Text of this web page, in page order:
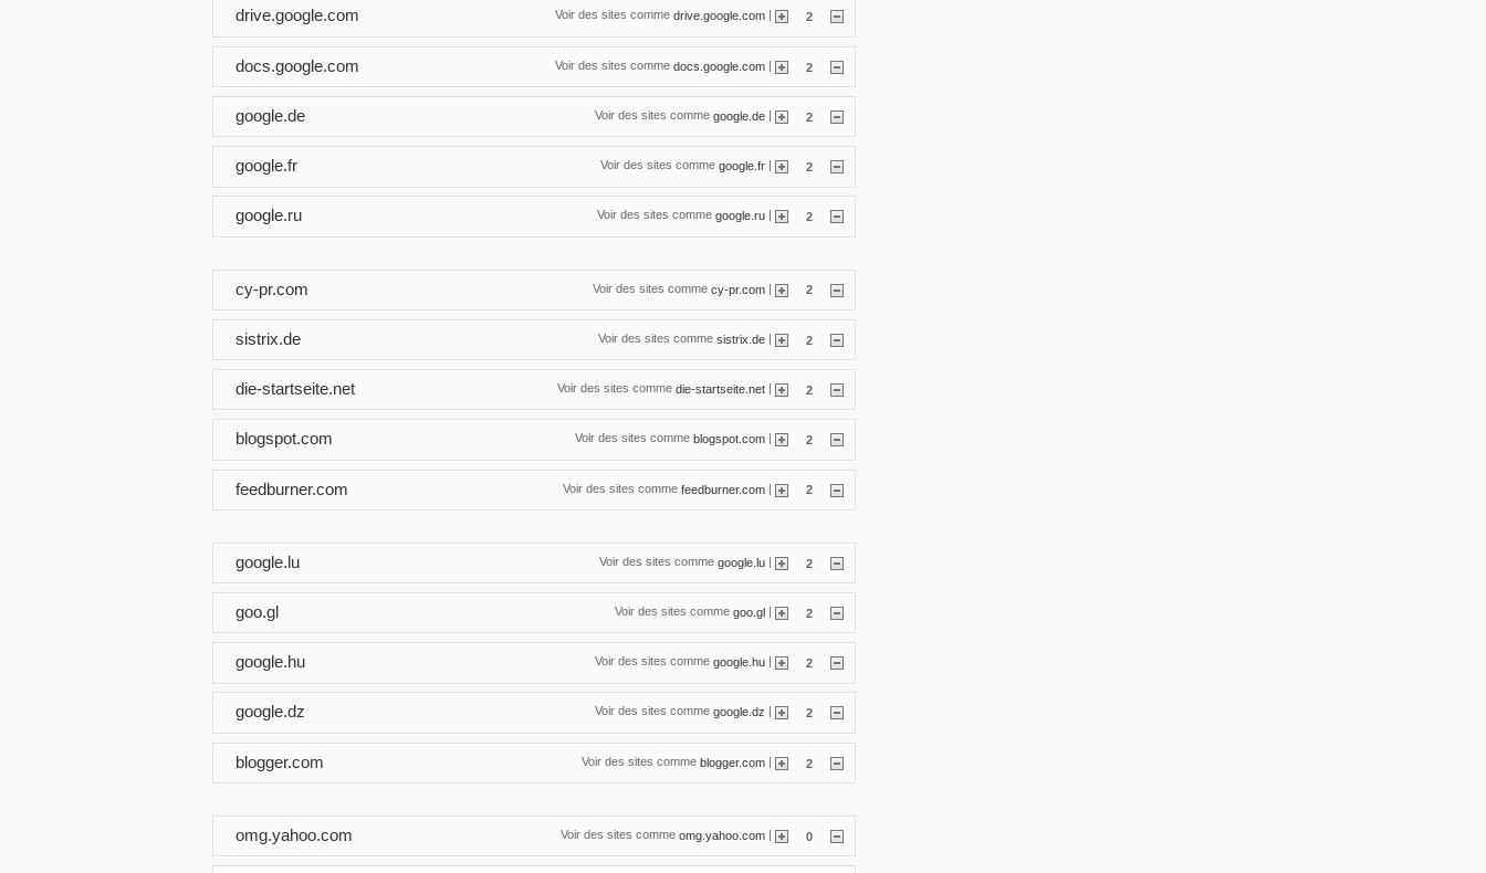
Voir des sites comme drive.google.com 2
drive.google.com
Voir des sites comme docs.google.com | 2
docs.google.com
Voir des sites comme google.de | 2
google.de
Voir des sites comme google.fr | 2
google.fr
Voir des sites comme google.ru 2
google.ru
Voir des sites comme cy-pr.com | 2
cy-pr.com
Voir des sites comme sistrix.de | 2
sistrix.de
Voir des sites comme die-startseite.net | 2
die-startseite.net
Voir des sites comme blogspot.com 2
blogspot.com
Voir des sites comme feedburner.com | 2
feedburner.com
Voir des sites comme google.lu | 2
google.lu
Voir des sites comme goo.gl | 2
goo.gl
Voir des sites comme google.hu 2
google.hu
Voir des sites comme google.dz 2
google.dz
Voir des sites comme blogger.com | 2
blogger.com
Voir des sites comme omg.yahoo.com | 0
omg.yahoo.com